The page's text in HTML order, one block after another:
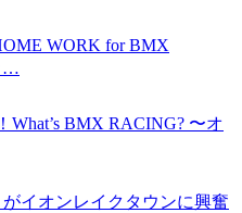
WORK for BMX
…
What’s BMX RACING? 〜オ
イオンレイクタウンに興奮